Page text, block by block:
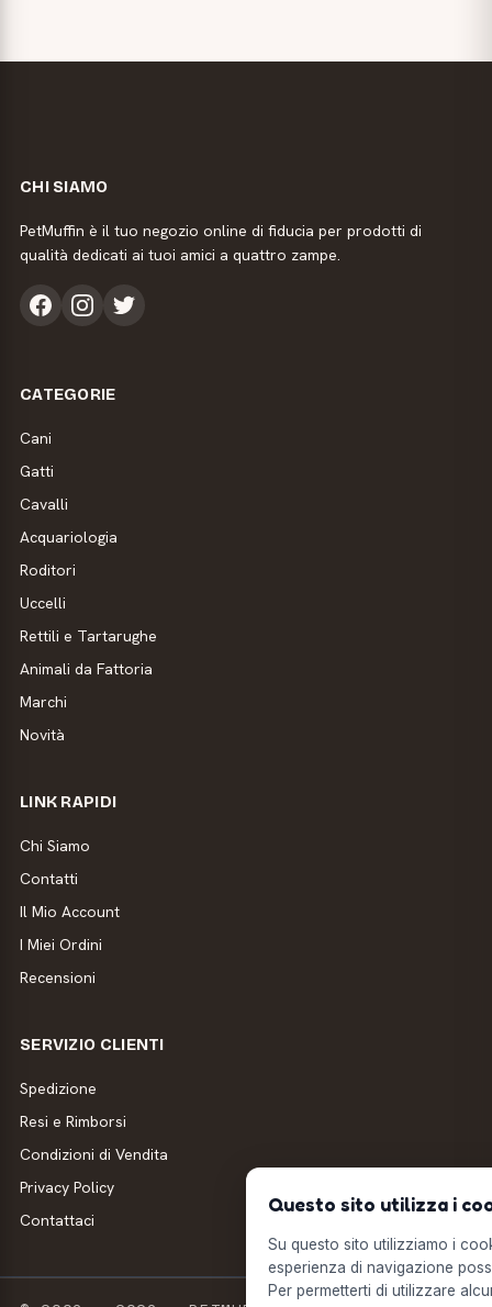
CHI SIAMO
PetMuffin è il tuo negozio online di fiducia per prodotti di
qualità dedicati ai tuoi amici a quattro zampe.
CATEGORIE
Cani
Gatti
Cavalli
Acquariologia
Roditori
Uccelli
Rettili e Tartarughe
Animali da Fattoria
Marchi
Novità
LINK RAPIDI
Chi Siamo
Contatti
Il Mio Account
I Miei Ordini
Recensioni
SERVIZIO CLIENTI
Spedizione
Resi e Rimborsi
Condizioni di Vendita
Privacy Policy
Contattaci
Questo sito utilizza i
Su questo sito utilizziamo i
esperienza di navigazione
Per permetterti di utilizzare